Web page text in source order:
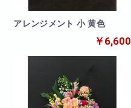
アレンジメント 小 黄色
￥6,600